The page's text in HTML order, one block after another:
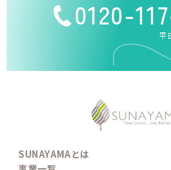
0120-
平
SUNAYAMAとは